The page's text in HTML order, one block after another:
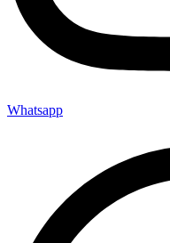
Whatsapp